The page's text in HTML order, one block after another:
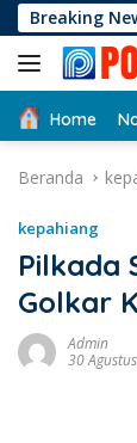
Langsung
ke
konten
Breaking
di
Home
Beranda
kepahiang
Pilkada
Golkar
Admin
30